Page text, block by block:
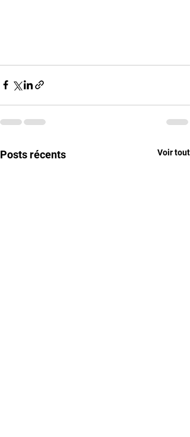
Posts récents Voir tout